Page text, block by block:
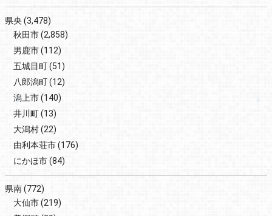
県央 (3,478)
秋田市(2,858)
男鹿市(112)
五城目町(51)
八郎潟町(12)
潟上市(140)
井川町(13)
大潟村(22)
由利本荘市(176)
にかほ市(84)
県南(772)
大仙市(219)